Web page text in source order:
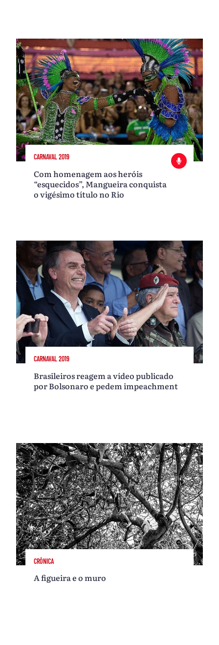
CARNAVAL 2019
Com homenagem aos heróis
“esquecidos”, Mangueira conquista
o vigésimo título no Rio
CARNAVAL 2019
Brasileiros reagem a vídeo publicado
por Bolsonaro e pedem impeachment
CRÔNICA
A figueira e o muro